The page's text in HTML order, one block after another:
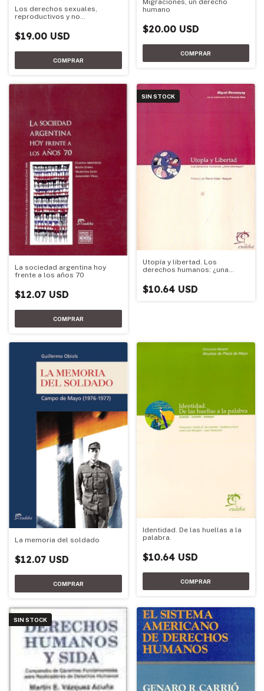
Los derechos sexuales,
reproductivos y no
derecho al aborto, como
derecho
$19.00 USD
humano
$20.00 USD
La sociedad argentina hoy
frente a los años 70
$12.07 USD
SIN STOCK
Utopía y libertad. Los
derechos humanos: ¿una
$10.64 USD
La memoria del soldado
$12.07 USD
Identidad. De las huellas a la
palabra.
$10.64 USD
SIN STOCK